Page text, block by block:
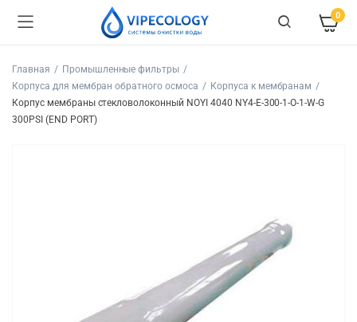
0
Главная
Промышленные фильтры
Корпуса для мембран обратного осмоса
Корпуса к мембранам
Корпус мембраны стекловолоконный NOYI 4040 NY4-E-300-1-O-1-W-G
300PSI (END PORT)